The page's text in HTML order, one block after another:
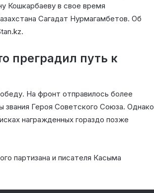
Кошкарбаеву в свое время
Сагадат Нурмагамбетов. Об
преградил путь к
На фронт отправилось более
звания Героя Советского Союза. Однако
награжденных гораздо позже
партизана и писателя Касыма